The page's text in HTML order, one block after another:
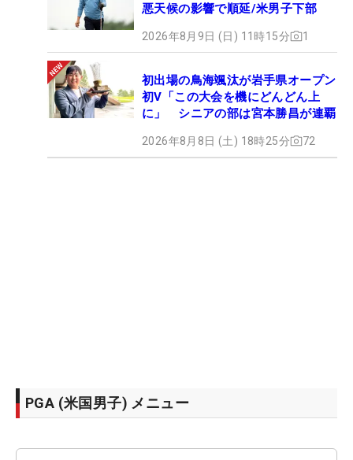
悪天候の影響で順延/米男子下部
2026年8月9日 (日) 11時15分 1
初出場の鳥海颯汰が岩手県オープン
初V「この大会を機にどんどん上
に」 シニアの部は宮本勝昌が連覇
2026年8月8日 (土) 18時25分 72
PGA (米国男子) メニュー